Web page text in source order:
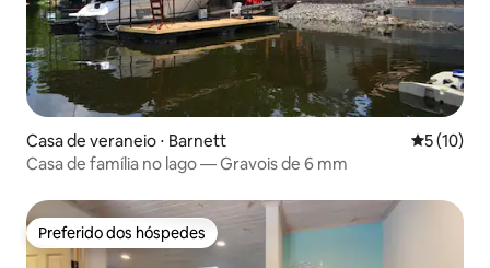
Casa de veraneio ⋅ Barnett 5 de uma
5 (10)
Casa de família no lago — Gravois de 6 mm
Preferido dos hóspedes
Preferido dos hóspedes